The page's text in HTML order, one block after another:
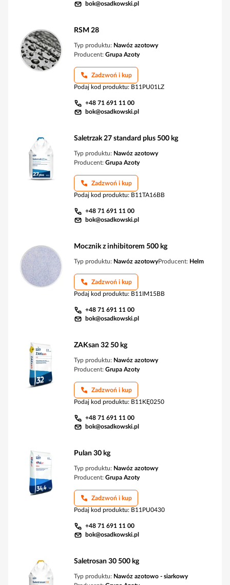
bok@osadkowski.pl
RSM 28
Typ produktu: Nawóz azotowy
Producent: Grupa Azoty
Zadzwoń i kup
Podaj kod produktu: B11PU01LZ
+48 71 691 11 00
bok@osadkowski.pl
Saletrzak 27 standard plus 500 kg
Typ produktu: Nawóz azotowy
Producent: Grupa Azoty
Zadzwoń i kup
Podaj kod produktu: B11TA16BB
+48 71 691 11 00
bok@osadkowski.pl
Mocznik z inhibitorem 500 kg
Typ produktu: Nawóz azotowyProducent: Helm
Zadzwoń i kup
Podaj kod produktu: B11IM15BB
+48 71 691 11 00
bok@osadkowski.pl
ZAKsan 32 50 kg
Typ produktu: Nawóz azotowy
Producent: Grupa Azoty
Zadzwoń i kup
Podaj kod produktu: B11KĘ0250
+48 71 691 11 00
bok@osadkowski.pl
Pulan 30 kg
Typ produktu: Nawóz azotowy
Producent: Grupa Azoty
Zadzwoń i kup
Podaj kod produktu: B11PU0430
+48 71 691 11 00
bok@osadkowski.pl
Saletrosan 30 500 kg
Typ produktu: Nawóz azotowo - siarkowy